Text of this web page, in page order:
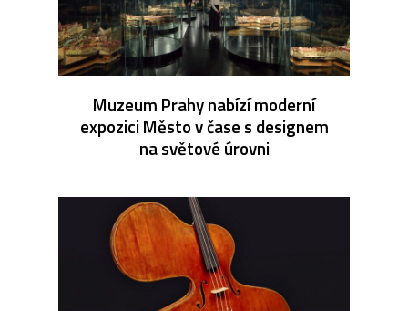
Muzeum Prahy nabízí moderní
expozici Město v čase s designem
na světové úrovni